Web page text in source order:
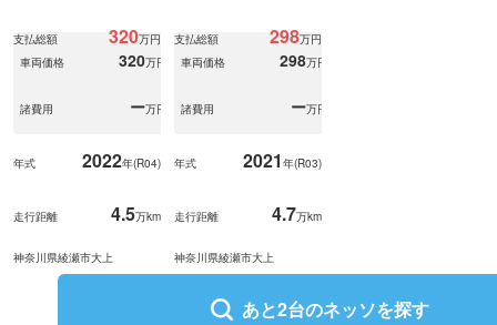
支払総額 320万円
車両価格
320万円
諸費用 ー万円
年式 2022年(R04)
走行距離 4.5万km
神奈川県綾瀬市大上
支払総額 298万円
車両価格
298万円
諸費用 ー万円
年式 2021 年(R03)
走行距離 4.7万km
神奈川県綾瀬市大上
あと2台のネッソを探す